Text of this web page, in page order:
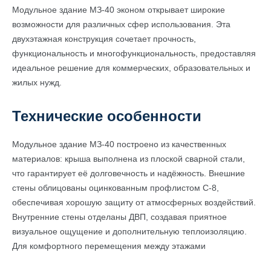
Модульное здание МЗ-40 эконом открывает широкие
возможности для различных сфер использования. Эта
двухэтажная конструкция сочетает прочность,
функциональность и многофункциональность, предоставляя
идеальное решение для коммерческих, образовательных и
жилых нужд.
Технические особенности
Модульное здание МЗ-40 построено из качественных
материалов: крыша выполнена из плоской сварной стали,
что гарантирует её долговечность и надёжность. Внешние
стены облицованы оцинкованным профлистом С-8,
обеспечивая хорошую защиту от атмосферных воздействий.
Внутренние стены отделаны ДВП, создавая приятное
визуальное ощущение и дополнительную теплоизоляцию.
Для комфортного перемещения между этажами